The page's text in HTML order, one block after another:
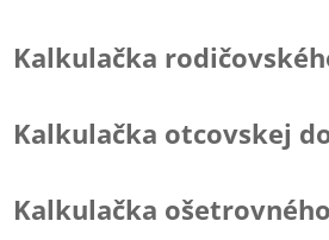
Kalkulačka
Kalkulačka otcovskej
Kalkulačka ošetrovného